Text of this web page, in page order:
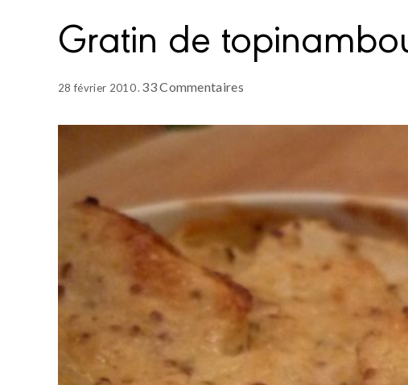
Gratin de
28 février 2010 33 Commentaires